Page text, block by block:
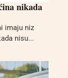
nikada
imaju niz
nisu...